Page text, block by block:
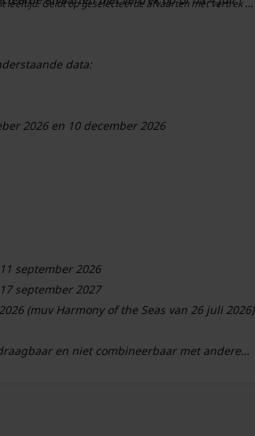
leeftijd. Geldt op geselecteerde afvaarten met vertrek op
data:
2026 en 10 december 2026
september 2026
september 2027
- Zomer afvaarten vertrekkend tussen 21 mei en 25 augustus 2026 (muv Harmony of the Seas van 26 juli 2026)
en niet combineerbaar met andere